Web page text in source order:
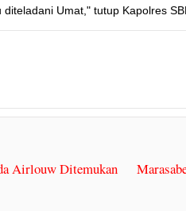
Umat," tutup Kapolres
Airlouw Ditemukan